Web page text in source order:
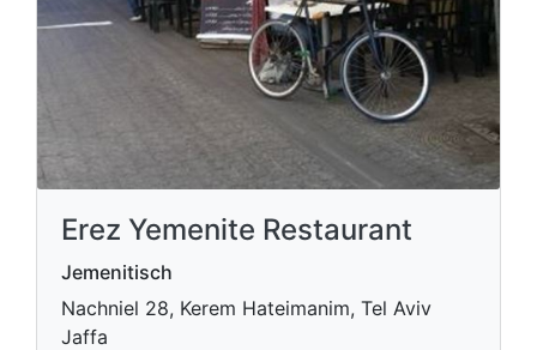
Erez Yemenite Restaurant
Jemenitisch
Nachniel 28, Kerem Hateimanim, Tel Aviv
Jaffa